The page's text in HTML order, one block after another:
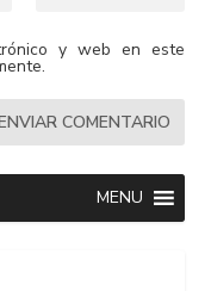
y web en este
MENU